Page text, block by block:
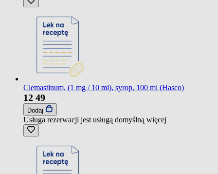
Clemastinum, (1 mg / 10 ml), syrop, 100 ml (Hasco)
12 49
Dodaj
Usługa rezerwacji jest usługą domyślną więcej